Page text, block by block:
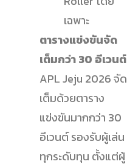
เฉพาะ
ตารางแข่งขันจัด
เต็มกว่า 30 อีเวนต์
APL Jeju 2026 จัด
เต็มด้วยตาราง
แข่งขันมากกว่า 30
อีเวนต์ รองรับผู้เล่น
ทุกระดับทุน ตั้งแต่ผู้